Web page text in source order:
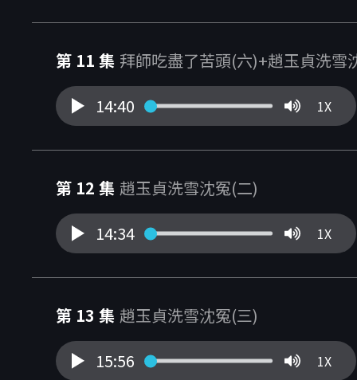
第 11 集 拜師吃盡了苦頭(六)+趙玉貞洗雪
14:40
1X
第 12 集 趙玉貞洗雪沈冤(二)
14:34
1X
第 13 集 趙玉貞洗雪沈冤(三)
15:56
1X